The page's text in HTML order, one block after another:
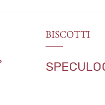
BISCOTTI